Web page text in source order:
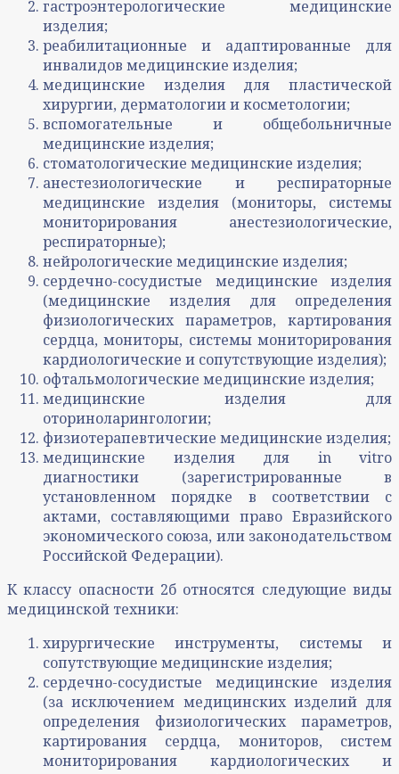
гастроэнтерологические медицинские
изделия;
реабилитационные и адаптированные для
инвалидов медицинские изделия;
медицинские изделия для пластической
хирургии, дерматологии и косметологии;
вспомогательные и общебольничные
медицинские изделия;
стоматологические медицинские изделия;
анестезиологические и респираторные
медицинские изделия (мониторы, системы
мониторирования анестезиологические,
респираторные);
нейрологические медицинские изделия;
сердечно-сосудистые медицинские изделия
(медицинские изделия для определения
физиологических параметров, картирования
сердца, мониторы, системы мониторирования
кардиологические и сопутствующие изделия);
офтальмологические медицинские изделия;
медицинские изделия для
оториноларингологии;
физиотерапевтические медицинские изделия;
медицинские изделия для in vitro
диагностики (зарегистрированные в
установленном порядке в соответствии с
актами, составляющими право Евразийского
экономического союза, или законодательством
Российской Федерации).
К классу опасности 2б относятся следующие виды
медицинской техники:
хирургические инструменты, системы и
сопутствующие медицинские изделия;
сердечно-сосудистые медицинские изделия
(за исключением медицинских изделий для
определения физиологических параметров,
картирования сердца, мониторов, систем
мониторирования кардиологических и